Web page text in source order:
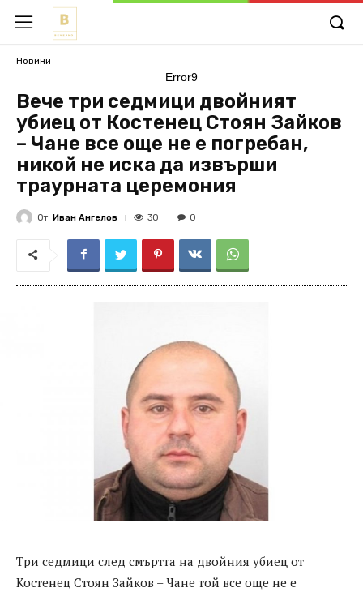
Новини
Error9
Вече три седмици двойният
убиец от Костенец Стоян Зайков
– Чане все още не е погребан,
никой не иска да извърши
траурната церемония
От Иван Ангелов 30 0
Три седмици след смъртта на двойния убиец от
Костенец Стоян Зайков – Чане той все още не е